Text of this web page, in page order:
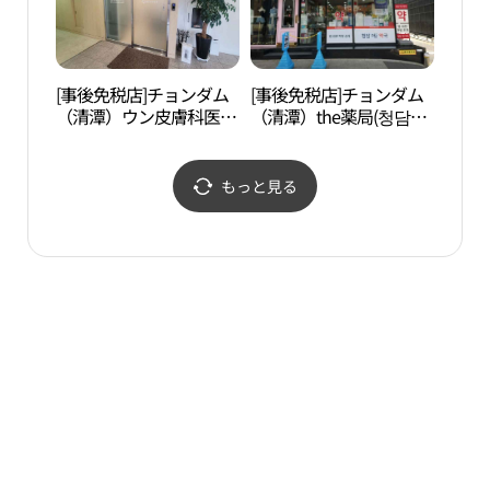
[事後免税店]チョンダム
（清潭）ウン皮膚科医院
[事後免税店]チョンダム
（清潭）the薬局(청담더
もっと見る